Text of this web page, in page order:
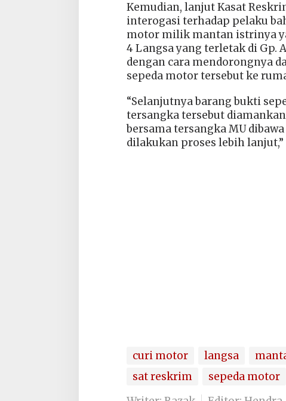
Kemudian, lanjut Kasat
interogasi terhadap pelaku
motor milik mantan istrinya
4 Langsa yang terletak di Gp.
dengan cara mendorongnya
sepeda motor tersebut ke
“Selanjutnya barang bukti
tersangka tersebut
bersama tersangka MU
dilakukan proses lebih
curi motor langsa
sat reskrim
sepeda motor